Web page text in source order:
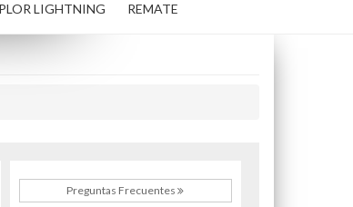
LIGHTNING REMATE
Preguntas Frecuentes